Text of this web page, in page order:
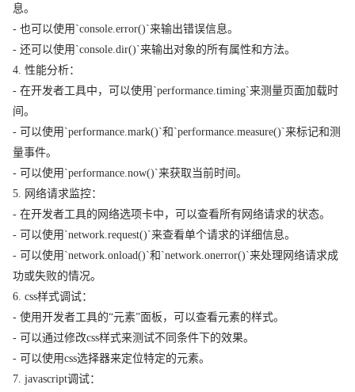
息。
- 也可以使用`console.error()`来输出错误信息。
- 还可以使用`console.dir()`来输出对象的所有属性和方法。
4. 性能分析：
- 在开发者工具中，可以使用`performance.timing`来测量页面加载时
间。
- 可以使用`performance.mark()`和`performance.measure()`来标记和测
量事件。
- 可以使用`performance.now()`来获取当前时间。
5. 网络请求监控：
- 在开发者工具的网络选项卡中，可以查看所有网络请求的状态。
- 可以使用`network.request()`来查看单个请求的详细信息。
- 可以使用`network.onload()`和`network.onerror()`来处理网络请求成
功或失败的情况。
6. css样式调试：
- 使用开发者工具的“元素”面板，可以查看元素的样式。
- 可以通过修改css样式来测试不同条件下的效果。
- 可以使用css选择器来定位特定的元素。
7. javascript调试：